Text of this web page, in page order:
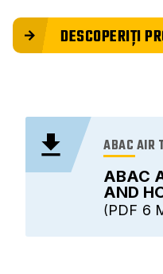
DESCOPERIȚI
ABAC
AND
ABAC AIR
6
PDF